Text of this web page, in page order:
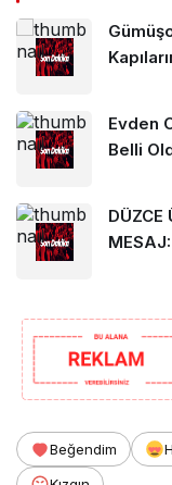
Evden
Belli
DÜZCE
MESAJ:
Beğendim